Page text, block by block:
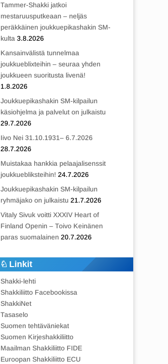
Tammer-Shakki jatkoi
mestaruusputkeaan – neljäs
peräkkäinen joukkuepikashakin SM-
kulta 3.8.2026
Kansainvälistä tunnelmaa
joukkueblixteihin – seuraa yhden
joukkueen suoritusta livenä!
1.8.2026
Joukkuepikashakin SM-kilpailun
käsiohjelma ja palvelut on julkaistu
29.7.2026
Iivo Nei 31.10.1931– 6.7.2026
28.7.2026
Muistakaa hankkia pelaajalisenssit
joukkuebliksteihin! 24.7.2026
Joukkuepikashakin SM-kilpailun
ryhmäjako on julkaistu 21.7.2026
Vitaly Sivuk voitti XXXIV Heart of
Finland Openin – Toivo Keinänen
paras suomalainen 20.7.2026
Linkit
Shakki-lehti
Shakkiliitto Facebookissa
ShakkiNet
Tasaselo
Suomen tehtäväniekat
Suomen Kirjeshakkiliitto
Maailman Shakkiliitto FIDE
Euroopan Shakkiliitto ECU